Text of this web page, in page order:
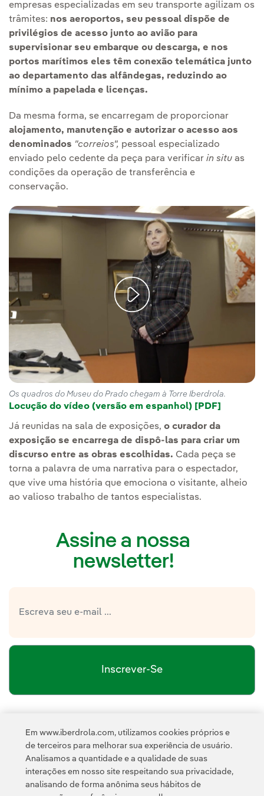
empresas especializadas em seu transporte agilizam os
trâmites: nos aeroportos, seu pessoal dispõe de
privilégios de acesso junto ao avião para
supervisionar seu embarque ou descarga, e nos
portos marítimos eles têm conexão telemática junto
ao departamento das alfândegas, reduzindo ao
mínimo a papelada e licenças.
Da mesma forma, se encarregam de proporcionar
alojamento, manutenção e autorizar o acesso aos
denominados "correios", pessoal especializado
enviado pelo cedente da peça para verificar in situ as
condições da operação de transferência e
conservação.
Os quadros do Museu do Prado chegam à Torre Iberdrola.
Locução do vídeo (versão em espanhol) [PDF]
Já reunidas na sala de exposições, o curador da
exposição se encarrega de dispô-las para criar um
discurso entre as obras escolhidas. Cada peça se
torna a palavra de uma narrativa para o espectador,
que vive uma história que emociona o visitante, alheio
ao valioso trabalho de tantos especialistas.
Assine a nossa
newsletter!
Inscrever-Se
Esta página é protegida pelo reCAPTCHA e pela Política de
Privacidade
Termos de Serviço do Google
Em www.iberdrola.com, utilizamos cookies próprios e
de terceiros para melhorar sua experiência de usuário.
Analisamos a quantidade e a qualidade de suas
interações em nosso site respeitando sua privacidade,
analisando de forma anônima seus hábitos de